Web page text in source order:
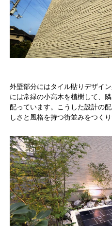
外壁部分にはタイル貼りデザイ
には常緑の小高木を植樹して、
配っています。こうした設計の
しさと風格を持つ街並みをつく